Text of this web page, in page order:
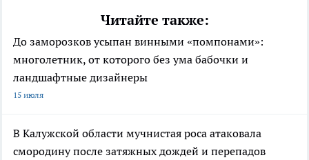
Читайте также:
До заморозков усыпан винными «помпонами»:
многолетник, от которого без ума бабочки и
ландшафтные дизайнеры
15 июля
В Калужской области мучнистая роса атаковала
смородину после затяжных дождей и перепадов